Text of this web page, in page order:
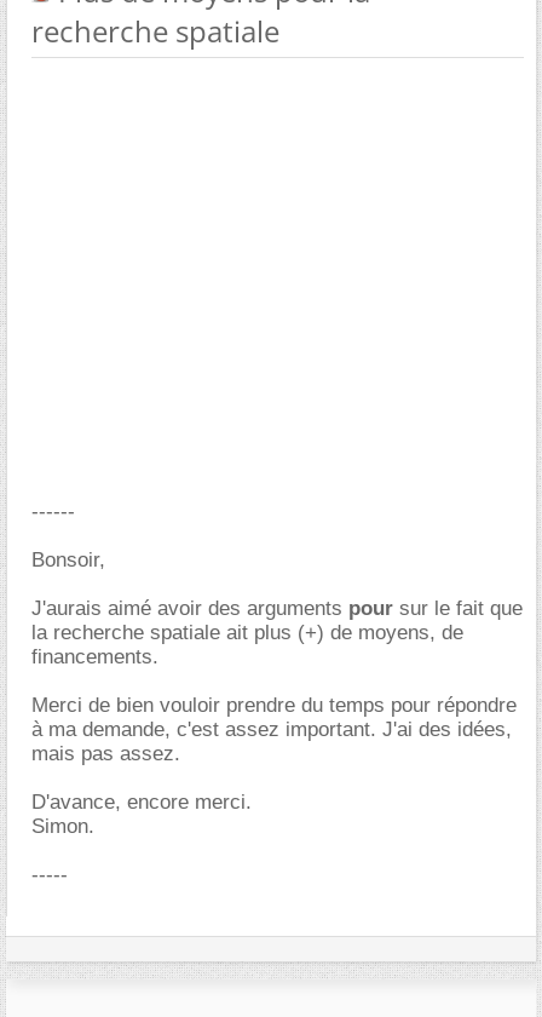
recherche spatiale
------
Bonsoir,
J'aurais aimé avoir des arguments pour sur le fait que
la recherche spatiale ait plus (+) de moyens, de
financements.
Merci de bien vouloir prendre du temps pour répondre
à ma demande, c'est assez important. J'ai des idées,
mais pas assez.
D'avance, encore merci.
Simon.
-----